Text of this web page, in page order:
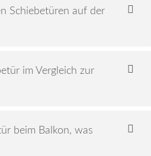
Schiebetüren auf der
im Vergleich zur
beim Balkon, was